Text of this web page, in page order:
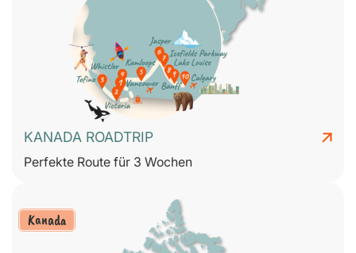
KANADA ROADTRIP
Perfekte Route für 3 Wochen
Kanada